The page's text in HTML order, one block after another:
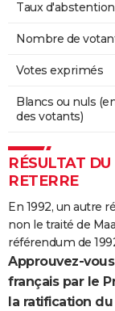
Taux d'abstention
Nombre de
Votes exprimés
Blancs ou nuls
des votants)
RÉSULTAT
RETERRE
En 1992, un autre
non le traité de
référendum de
Approuvez-
français par le
la ratification